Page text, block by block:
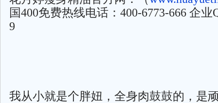
国400免费热线电话：400-6773-666 企业
9
我从小就是个胖妞，全身肉鼓鼓的，是